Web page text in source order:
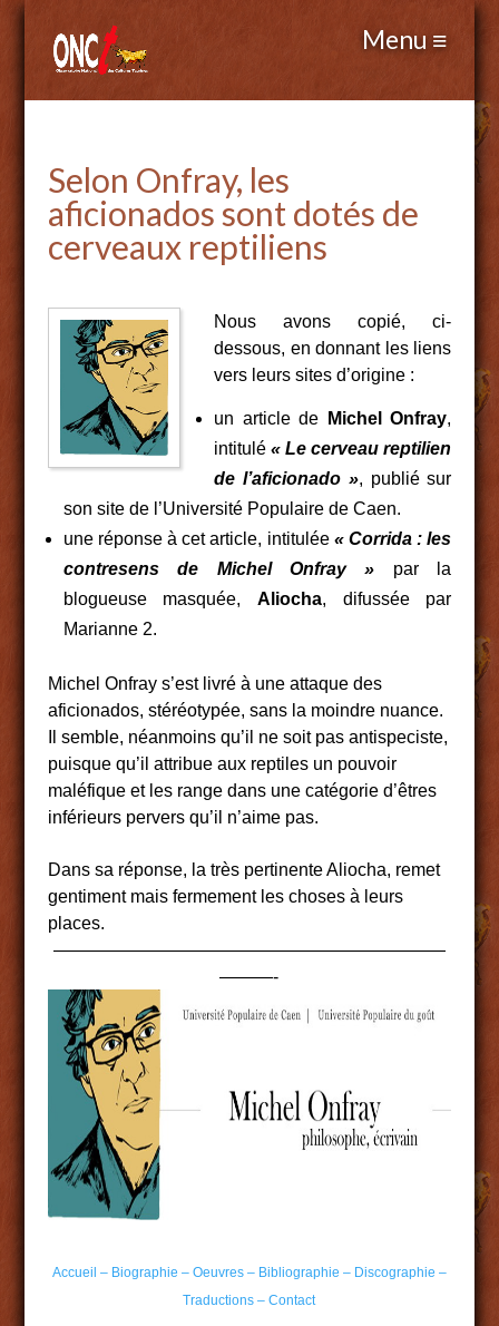
Selon Onfray, les
aficionados sont dotés de
cerveaux reptiliens
Nous avons copié, ci-
dessous, en donnant les liens
vers leurs sites d’origine :
un article de Michel Onfray,
intitulé« Le cerveau reptilien
de l’aficionado », publié sur
son site de l’Université Populaire de Caen.
une réponse à cet article, intitulée « Corrida : les
contresens de Michel Onfray » par la
blogueuse masquée, Aliocha, difussée par
Marianne 2.
Michel Onfray s’est livré à une attaque des
aficionados, stéréotypée, sans la moindre nuance.
Il semble, néanmoins qu’il ne soit pas antispeciste,
puisque qu’il attribue aux reptiles un pouvoir
maléfique et les range dans une catégorie d’êtres
inférieurs pervers qu’il n’aime pas.
Dans sa réponse, la très pertinente Aliocha, remet
gentiment mais fermement les choses à leurs
places.
——————————————————————
———-
Accueil – Biographie – Oeuvres – Bibliographie – Discographie –
Traductions –Contact